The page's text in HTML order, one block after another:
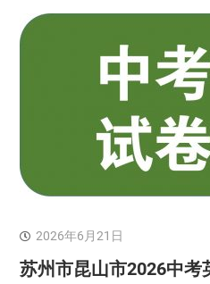
2026年6月21日
苏州市昆山市2026中考